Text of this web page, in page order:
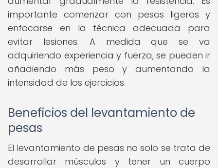
importante comenzar con pesos ligeros y
enfocarse en la técnica adecuada para
evitar lesiones. A medida que se va
adquiriendo experiencia y fuerza, se pueden ir
añadiendo más peso y aumentando la
intensidad de los ejercicios.
Beneficios del levantamiento de
pesas
El levantamiento de pesas no solo se trata de
desarrollar músculos y tener un cuerpo